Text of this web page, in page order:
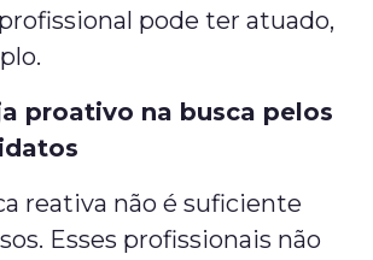
pode ter atuado,
proativo na busca pelos
reativa não é suficiente
Esses profissionais não